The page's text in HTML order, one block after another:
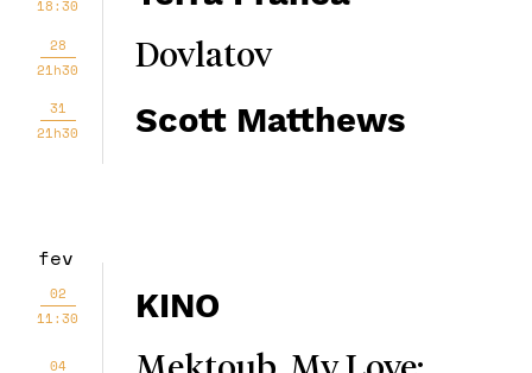
18:30
28
21h30
Dovlatov
31
21h30
Scott Matthews
fev
02
11:30
KINO
04